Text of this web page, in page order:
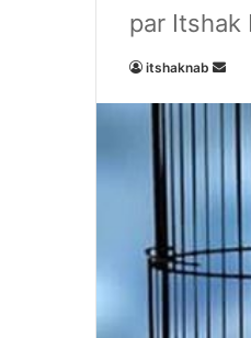
par Itshak
itshaknab